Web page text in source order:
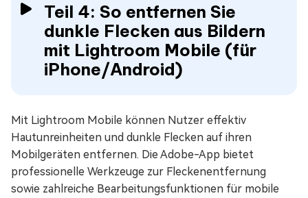
Teil 4: So entfernen Sie
dunkle Flecken aus Bildern
mit Lightroom Mobile (für
iPhone/Android)
Mit Lightroom Mobile können Nutzer effektiv
Hautunreinheiten und dunkle Flecken auf ihren
Mobilgeräten entfernen. Die Adobe-App bietet
professionelle Werkzeuge zur Fleckenentfernung
sowie zahlreiche Bearbeitungsfunktionen für mobile